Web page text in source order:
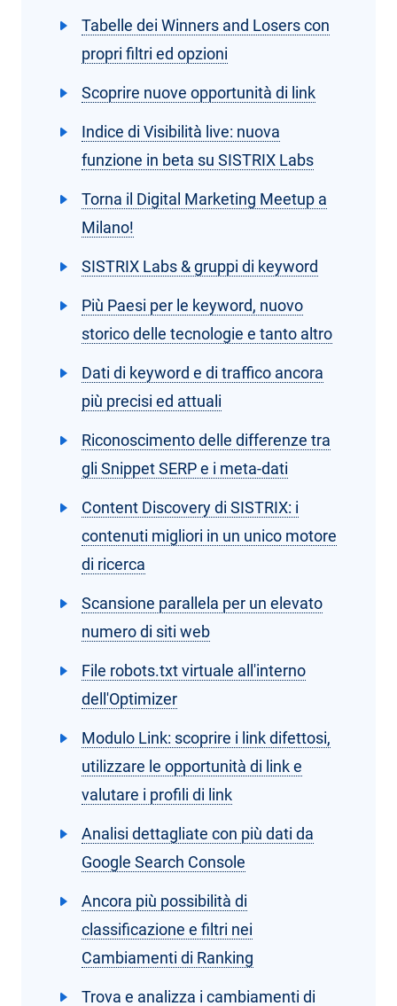
Tabelle dei Winners and Losers con
propri filtri ed opzioni
Scoprire nuove opportunità di link
Indice di Visibilità live: nuova
funzione in beta su SISTRIX Labs
Torna il Digital Marketing Meetup a
Milano!
SISTRIX Labs & gruppi di keyword
Più Paesi per le keyword, nuovo
storico delle tecnologie e tanto altro
Dati di keyword e di traffico ancora
più precisi ed attuali
Riconoscimento delle differenze tra
gli Snippet SERP e i meta-dati
Content Discovery di SISTRIX: i
contenuti migliori in un unico motore
di ricerca
Scansione parallela per un elevato
numero di siti web
File robots.txt virtuale all'interno
dell'Optimizer
Modulo Link: scoprire i link difettosi,
utilizzare le opportunità di link e
valutare i profili di link
Analisi dettagliate con più dati da
Google Search Console
Ancora più possibilità di
classificazione e filtri nei
Cambiamenti di Ranking
Trova e analizza i cambiamenti di